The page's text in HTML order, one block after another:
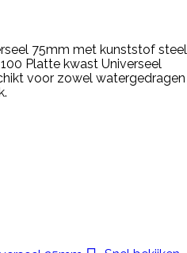
75mm met kunststof steel
Platte kwast Universeel
voor zowel watergedragen